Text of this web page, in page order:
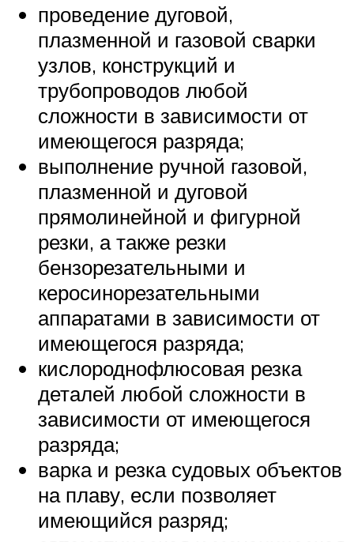
проведение дуговой,
плазменной и газовой сварки
узлов, конструкций и
трубопроводов любой
сложности в зависимости от
имеющегося разряда;
выполнение ручной газовой,
плазменной и дуговой
прямолинейной и фигурной
резки, а также резки
бензорезательными и
керосинорезательными
аппаратами в зависимости от
имеющегося разряда;
кислороднофлюсовая резка
деталей любой сложности в
зависимости от имеющегося
разряда;
варка и резка судовых объектов
на плаву, если позволяет
имеющийся разряд;